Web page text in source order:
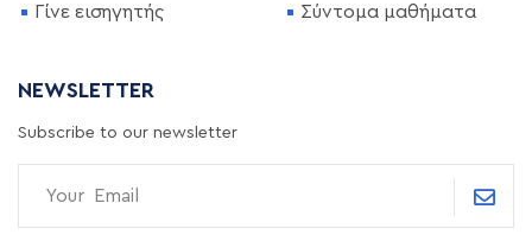
Γίνε εισηγητής
Σύντομα μαθήματα
NEWSLETTER
Subscribe to our newsletter